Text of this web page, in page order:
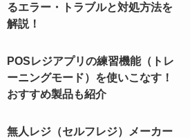
るエラー・トラブルと対処方法を
解説！
POSレジアプリの練習機能（トレ
ーニングモード）を使いこなす！
おすすめ製品も紹介
無人レジ（セルフレジ）メーカー